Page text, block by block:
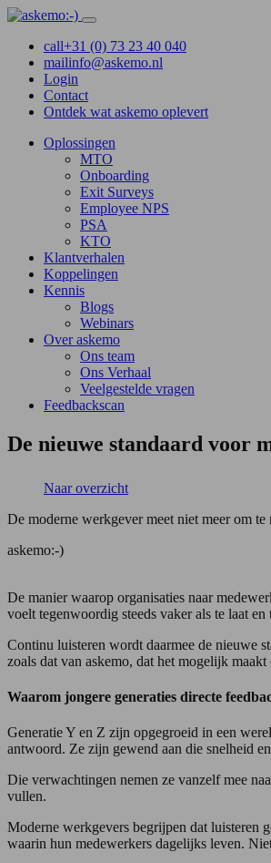
call+31 (0) 73 23 40 040
mailinfo@askemo.nl
Login
Contact
Ontdek wat askemo oplevert
Oplossingen
MTO
Onboarding
Exit Surveys
Employee NPS
PSA
KTO
Klantverhalen
Koppelingen
Kennis
Blogs
Webinars
Over askemo
Ons team
Ons Verhaal
Veelgestelde vragen
Feedbackscan
De nieuwe standaard voor
Naar overzicht
De moderne werkgever meet niet meer om
askemo:-)
De manier waarop organisaties naar
voelt tegenwoordig steeds vaker als te laat
Continu luisteren wordt daarmee de nieuwe
zoals dat van askemo, dat het mogelijk
Waarom jongere generaties directe
Generatie Y en Z zijn opgegroeid in een
antwoord. Ze zijn gewend aan die snelheid
Die verwachtingen nemen ze vanzelf mee
vullen.
Moderne werkgevers begrijpen dat luisteren
waarin hun medewerkers dagelijks leven.